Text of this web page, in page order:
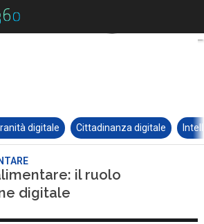
digitale Cittadinanza digitale
il ruolo
digitale